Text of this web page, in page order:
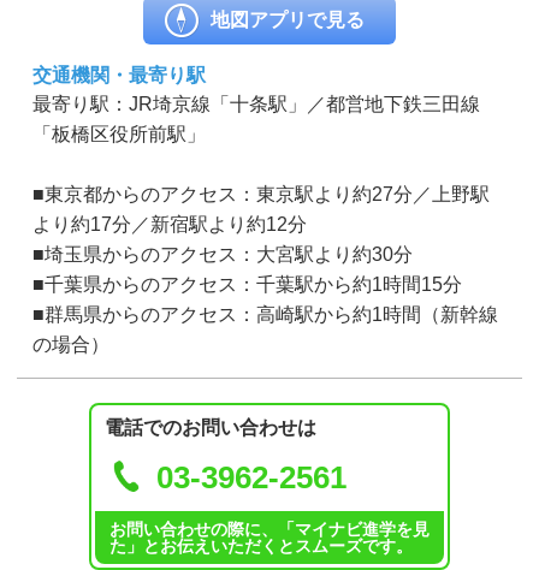
地図アプリで見る
交通機関・最寄り駅
最寄り駅：JR埼京線「十条駅」／都営地下鉄三田線
「板橋区役所前駅」
■東京都からのアクセス：東京駅より約27分／上野駅
より約17分／新宿駅より約12分
■埼玉県からのアクセス：大宮駅より約30分
■千葉県からのアクセス：千葉駅から約1時間15分
■群馬県からのアクセス：高崎駅から約1時間（新幹線
の場合）
電話でのお問い合わせは
03-3962-2561
お問い合わせの際に、「マイナビ進学を見
た」とお伝えいただくとスムーズです。